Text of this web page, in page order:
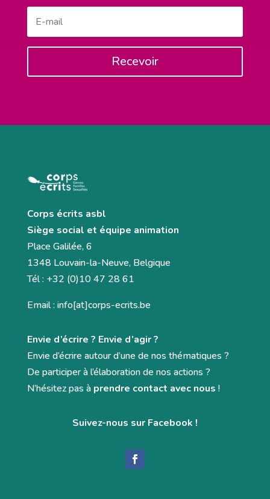
Recevoir
Corps écrits asbl
Siège social et équipe animation
Place Galilée, 6
1348 Louvain-la-Neuve, Belgique
Tél : +32 (0)10 47 28 61
Email : info[at]corps-ecrits.be
Envie d’écrire ? Envie d’agir ?
Envie d’écrire autour d’une de nos thématiques ?
De participer à l’élaboration de nos actions ?
N’hésitez pas à prendre contact avec nous !
Suivez-nous sur Facebook !